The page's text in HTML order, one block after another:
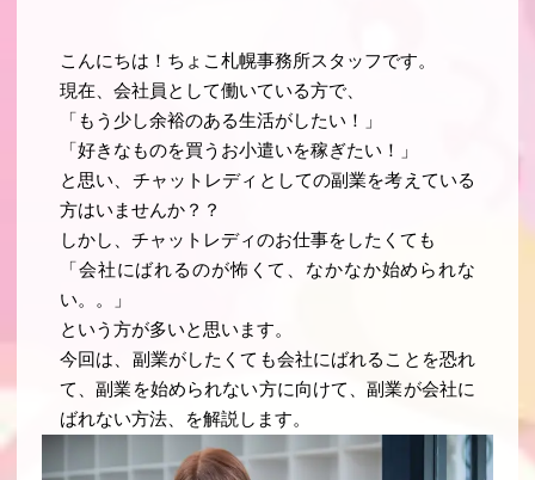
こんにちは！ちょこ札幌事務所スタッフです。
現在、会社員として働いている方で、
「もう少し余裕のある生活がしたい！」
「好きなものを買うお小遣いを稼ぎたい！」
と思い、チャットレディとしての副業を考えている
方はいませんか？？
しかし、チャットレディのお仕事をしたくても
「会社にばれるのが怖くて、なかなか始められな
い。。」
という方が多いと思います。
今回は、副業がしたくても会社にばれることを恐れ
て、副業を始められない方に向けて、副業が会社に
ばれない方法、を解説します。